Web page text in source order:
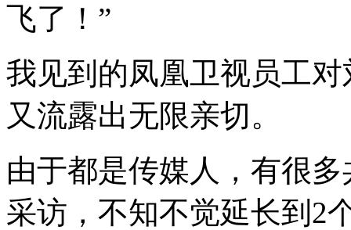
飞了！”
我见到的凤凰卫视员工
又流露出无限亲切。
由于都是传媒人，有很
采访，不知不觉延长到2